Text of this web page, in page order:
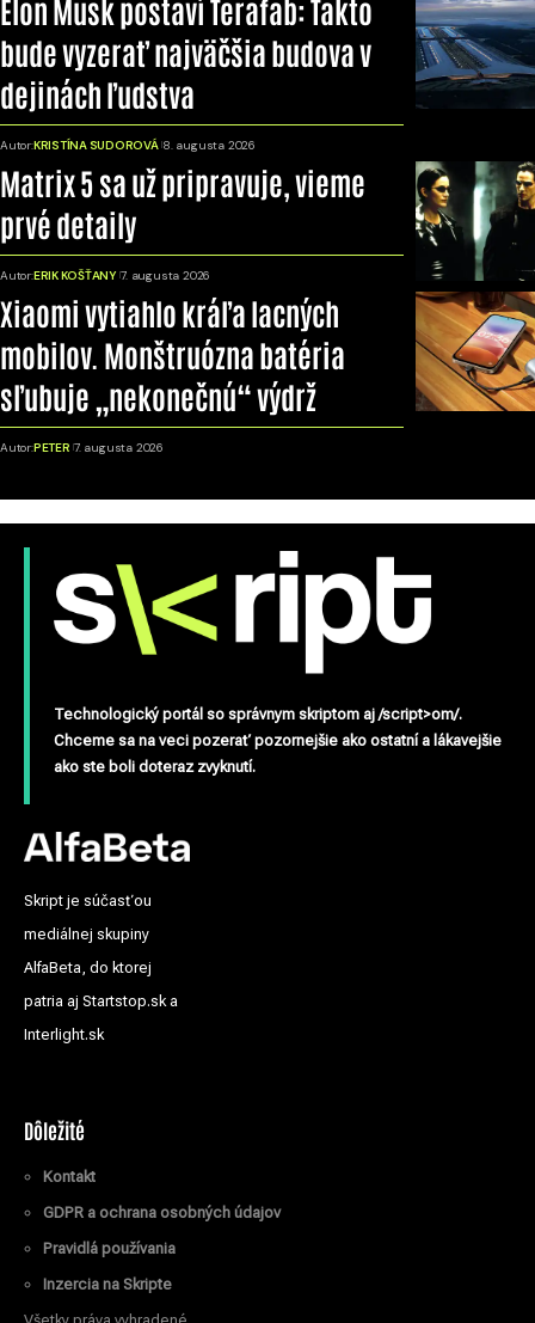
Elon Musk postaví Terafab: Takto
bude vyzerať najväčšia budova v
dejinách ľudstva
Autor:KRISTÍNA SUDOROVÁ 8. augusta 2026
Matrix 5 sa už pripravuje, vieme
prvé detaily
Autor:ERIK KOŠŤANY 7. augusta 2026
Xiaomi vytiahlo kráľa lacných
mobilov. Monštruózna batéria
sľubuje „nekonečnú“ výdrž
Autor:PETER 7. augusta 2026
Technologický portál so správnym skriptom aj /script>om/.
Chceme sa na veci pozerať pozornejšie ako ostatní a lákavejšie
ako ste boli doteraz zvyknutí.
Skript je súčasťou
mediálnej skupiny
AlfaBeta, do ktorej
patria aj Startstop.sk a
Interlight.sk
Dôležité
Kontakt
GDPR a ochrana osobných údajov
Pravidlá používania
Inzercia na Skripte